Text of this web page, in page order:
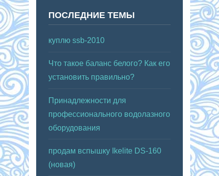
ПОСЛЕДНИЕ ТЕМЫ
куплю ssb-2010
Что такое баланс белого? Как его
установить правильно?
Принадлежности для
профессионального водолазного
оборудования
продам вспышку Ikelite DS-160
(новая)